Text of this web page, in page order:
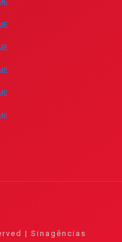
| Sinagências